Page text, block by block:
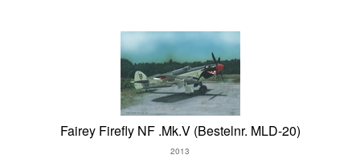
Fairey Firefly NF .Mk.V (Bestelnr. MLD-20)
2013